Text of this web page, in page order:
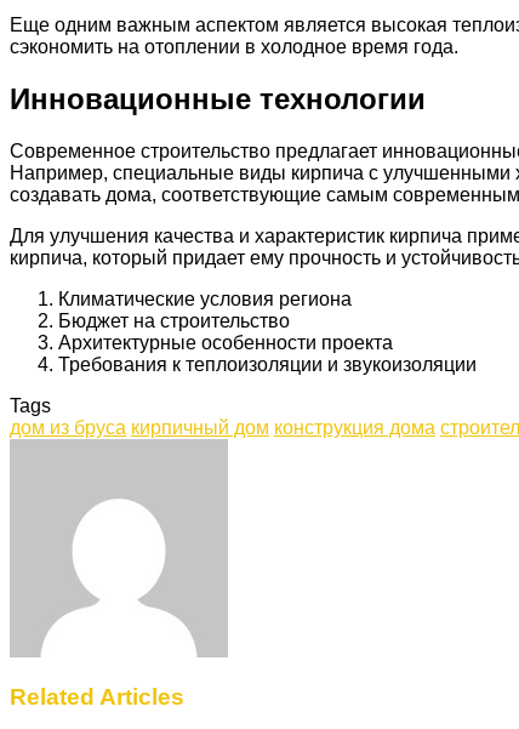
Еще одним важным аспектом является высокая
сэкономить на отоплении в холодное время года.
Инновационные технологии
Современное строительство предлагает
Например, специальные виды кирпича с улучшенными
создавать дома, соответствующие самым современным
Для улучшения качества и характеристик кирпича
кирпича, который придает ему прочность и
Климатические условия региона
Бюджет на строительство
Архитектурные особенности проекта
Требования к теплоизоляции и звукоизоляции
Tags
дом из бруса кирпичный дом конструкция дома
Related Articles